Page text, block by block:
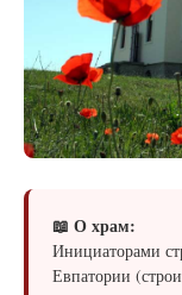
📖 О храм:
Инициаторами
Евпатории